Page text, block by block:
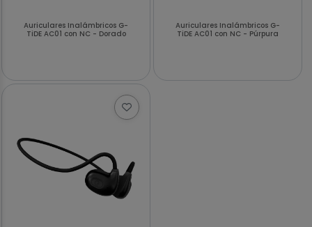
Auriculares Inalámbricos G-
TiDE AC01 con NC - Dorado
Auriculares Inalámbricos G-
TiDE AC01 con NC - Púrpura